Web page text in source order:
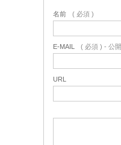
名前 ( 必須 )
E-MAIL ( 必須 ) - 公
URL